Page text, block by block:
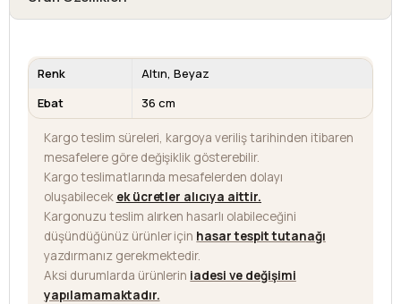
Renk Altın Beyaz
Ebat
36 cm
Kargo teslim süreleri, kargoya veriliş tarihinden itibaren
mesafelere göre değişiklik gösterebilir.
Kargo teslimatlarında mesafelerden dolayı
oluşabilecek ek ücretler alıcıya aittir.
Kargonuzu teslim alırken hasarlı olabileceğini
düşündüğünüz ürünler için hasar tespit tutanağı
yazdırmanız gerekmektedir.
Aksi durumlarda ürünlerin iadesi ve değişimi
yapılamamaktadır.